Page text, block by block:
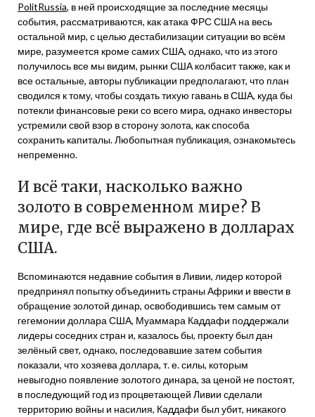
PolitRussia, в ней происходящие за последние месяцы
события, рассматриваются, как атака ФРС США на весь
остальной мир, с целью дестабилизации ситуации во всём
мире, разумеется кроме самих США, однако, что из этого
получилось все мы видим, рынки США колбасит также, как и
все остальные, авторы публикации предполагают, что план
сводился к тому, чтобы создать тихую гавань в США, куда бы
потекли финансовые реки со всего мира, однако инвесторы
устремили свой взор в сторону золота, как способа
сохранить капиталы. Любопытная публикация, ознакомьтесь
непременно.
И всё таки, насколько важно
золото в современном мире? В
мире, где всё выражено в долларах
США.
Вспоминаются недавние события в Ливии, лидер которой
предпринял попытку объединить страны Африки и ввести в
обращение золотой динар, освободившись тем самым от
гегемонии доллара США, Муаммара Каддафи поддержали
лидеры соседних стран и, казалось бы, проекту был дан
зелёный свет, однако, последовавшие затем события
показали, что хозяева доллара, т. е. силы, которым
невыгодно появление золотого динара, за ценой не постоят,
в последующий год из процветающей Ливии сделали
территорию войны и насилия, Каддафи был убит, никакого